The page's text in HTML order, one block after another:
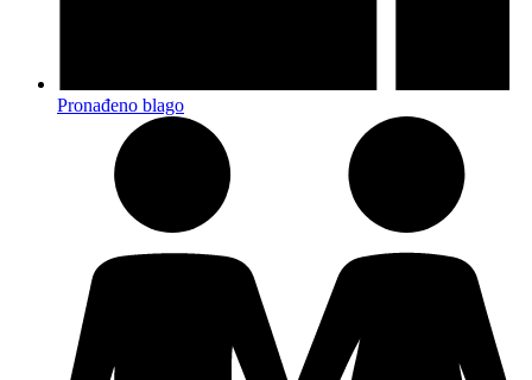
Pronađeno blago